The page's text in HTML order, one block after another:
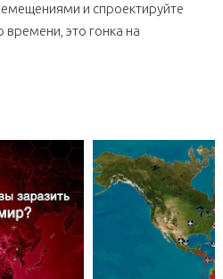
и спроектируйте
это гонка на